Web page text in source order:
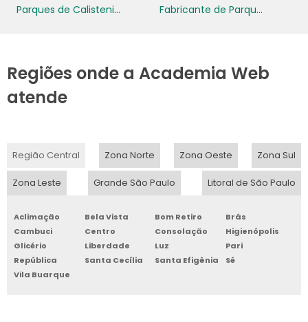
Parques de Calistenia Para Academia
Fabricante de Parques de Calistenia
Regiões onde a Academia Web
atende
Região Central Zona Norte Zona Oeste Zona Sul
Zona Leste Grande São Paulo Litoral de São Paulo
Aclimação Bela Vista Bom Retiro
Brás
Cambuci
Centro Consolação
Higienópolis
Glicério
Liberdade Luz
Pari
República
Santa Cecília Santa Efigênia
Sé
Vila Buarque